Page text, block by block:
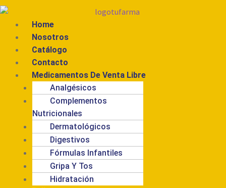
Menú
Home
Nosotros
Catálogo
Contacto
Medicamentos De Venta Libre
Analgésicos
Complementos
Nutricionales
Dermatológicos
Digestivos
Fórmulas Infantiles
Gripa Y Tos
Hidratación